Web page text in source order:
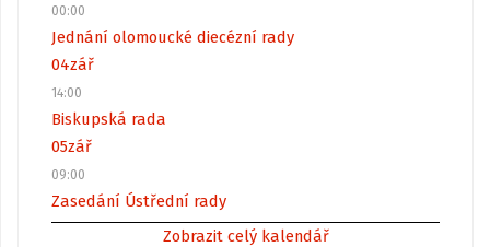
00:00
Jednání olomoucké diecézní rady
04zář
14:00
Biskupská rada
05zář
09:00
Zasedání Ústřední rady
Zobrazit celý kalendář